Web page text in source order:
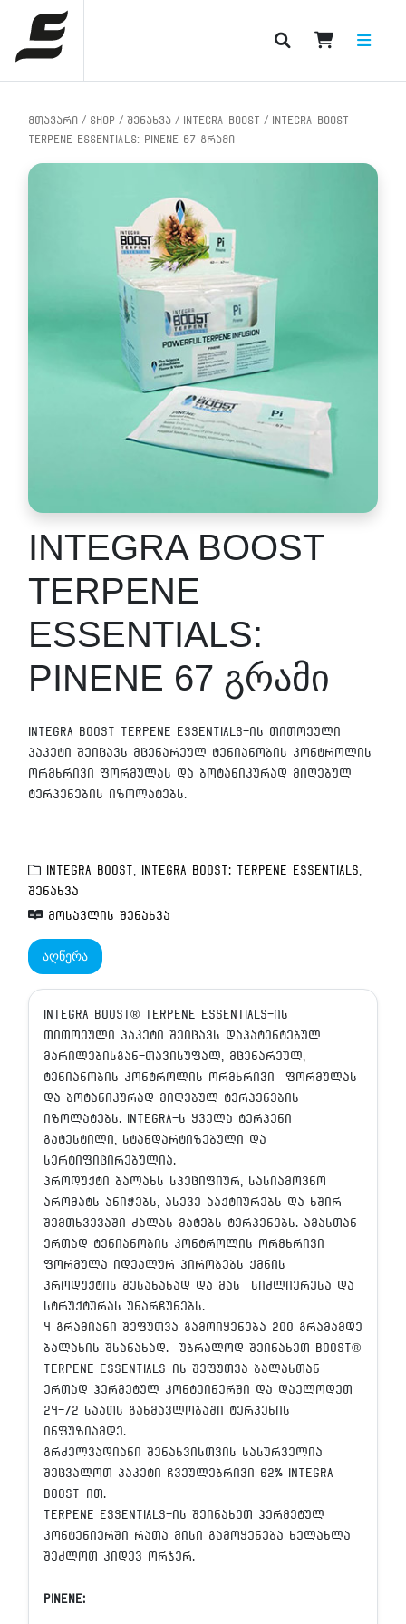
PRODUCT CATEGORIES
მთავარი / Shop / შენახვა / Integra BOOST / INTEGRA BOOST
TERPENE ESSENTIALS: PINENE 67 გრამი
INTEGRA BOOST
TERPENE
ESSENTIALS:
PINENE 67 გრამი
INTEGRA BOOST Terpene Essentials-ის თითოეული
პაკეტი შეიცავს მცენარეულ ტენიანობის კონტროლის
ორმხრივი ფორმულას და ბოტანიკურად მიღებულ
ტერპენების იზოლატებს.
Integra BOOST Integra BOOST: TERPENE ESSENTIALS
შენახვა
მოსავლის შენახვა
აღწერა
Integra Boost® Terpene Essentials-ის
თითოეული პაკეტი შეიცავს დაპატენტებულ
მარილებისგან-თავისუფალ, მცენარეულ,
ტენიანობის კონტროლის ორმხრივი ფორმულას
და ბოტანიკურად მიღებულ ტერპენების
იზოლატებს. Integra-ს ყველა ტერპენი
გატესტილი, სტანდარტიზებული და
სერტიფიცირებულია.
პროდუქტი ბალახს სპეციფიურ, სასიამოვნო
არომატს ანიჭებს, ასევე ააქტიურებს და ხშირ
შემთხვევაში ძალას მატებს ტერპენებს. ამასთან
ერთად ტენიანობის კონტროლის ორმხრივი
ფორმულა იდეალურ პირობებს ქმნის
პროდუქტის შესანახად და მას სიძლიერესა და
სტრუქტურას უნარჩუნებს.
4 გრამიანი შეფუთვა გამოიყენება 200 გრამამდე
ბალახის შსანახად. უბრალოდ შეინახეთ Boost®
Terpene Essentials-ის შეფუთვა ბალახთან
ერთად ჰერმეტულ კონტეინერში და დაელოდეთ
24-72 საათს განმავლობაში ტერპენის
ინფუზიამდე.
გრძელვადიანი შენახვისთვის სასურველია
შეცვალოთ პაკეტი ჩვეულებრივი 62% Integra
Boost-ით.
Terpene Essentials-ის შეინახეთ ჰერმეტულ
კონტენიერში რათა მისი გამოყენება ხელახლა
შეძლოთ კიდევ ორჯერ.
Pinene: